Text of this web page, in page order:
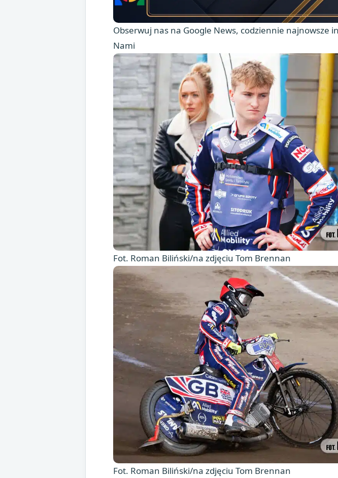
Obserwuj nas na Google News, codziennie najnowsze
Nami
Fot. Roman Biliński/na zdjęciu Tom Brennan
Fot. Roman Biliński/na zdjęciu Tom Brennan